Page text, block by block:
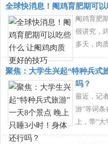
全球快消息！阉鸡育肥期可
阉鸡育肥
很讲究，
多天，肉
聚焦：大学生兴起“特种兵式
吗？
最近，记
游”等词
上，带“大